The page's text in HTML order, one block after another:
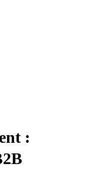
: